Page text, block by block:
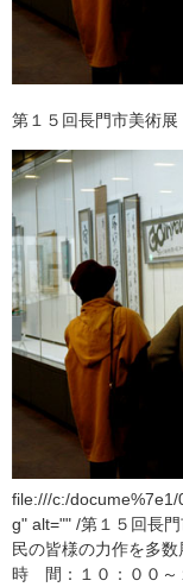
第１５回長門市美術展
file:///c:/
g" alt="" /第１５回長
民の皆様の力作を多
時 間：１０：００～